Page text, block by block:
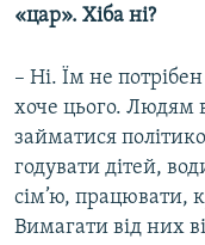
«цар». Хіба ні?
– Ні. Їм не
хоче цього. Людям
займатися
годувати дітей,
сім’ю, працювати,
Вимагати від них